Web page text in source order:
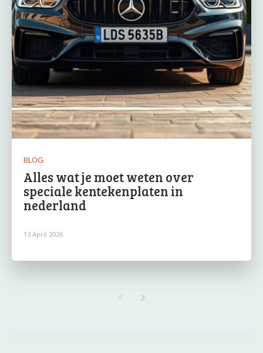
BLOG
Alles wat je moet weten over
speciale kentekenplaten in
nederland
13 April 2026